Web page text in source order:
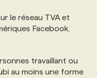
le réseau TVA et
Facebook,
travaillant ou
au moins une forme